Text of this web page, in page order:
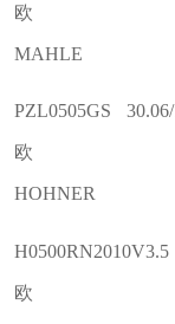
MAHLE
PZL0505GS
HOHNER
欧